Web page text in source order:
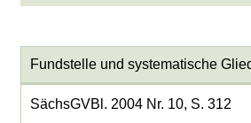
Fundstelle und systematische
SächsGVBl. 2004 Nr. 10, S. 312